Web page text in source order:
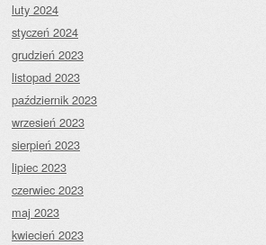
luty 2024
styczeń 2024
grudzień 2023
listopad 2023
październik 2023
wrzesień 2023
sierpień 2023
lipiec 2023
czerwiec 2023
maj 2023
kwiecień 2023